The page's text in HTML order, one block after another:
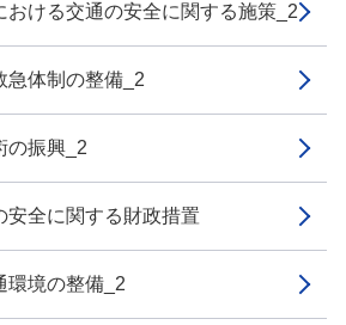
ける交通の安全に関する施策_2
体制の整備_2
振興_2
安全に関する財政措置
境の整備_2